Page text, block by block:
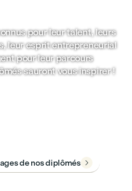
pour leur talent, leurs
leur esprit entrepreneurial
pour leur parcours
sauront vous inspirer !
de nos diplômés 